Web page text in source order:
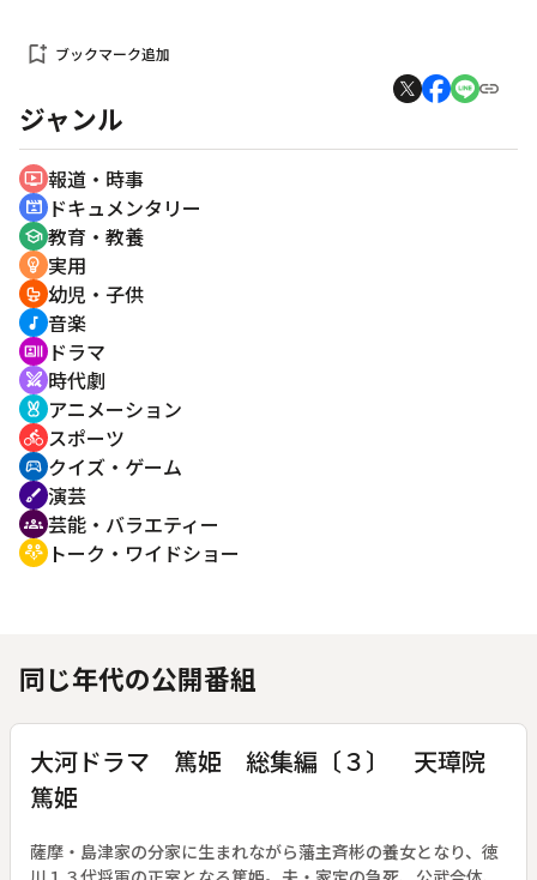
bookmark_add ブックマーク追加
ジャンル
ondemand_video 報道・時事
cinematic_blur ドキュメンタリー
school 教育・教養
emoji_objects 実用
crib 幼児・子供
music_note 音楽
recent_actors ドラマ
swords 時代劇
cruelty_free アニメーション
directions_bike スポーツ
sports_esports クイズ・ゲーム
brush 演芸
groups 芸能・バラエティー
adaptive_audio_mic トーク・ワイドショー
同じ年代の公開番組
大河ドラマ 篤姫 総集編〔３〕 天璋院
篤姫
薩摩・島津家の分家に生まれながら藩主斉彬の養女となり、徳